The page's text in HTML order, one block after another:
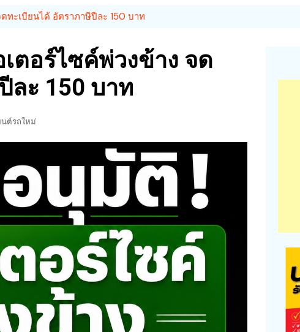
ทะเบียนได้ อัตราภาษีปีละ 150 บาท
ตอร์ไซค์พ่วงข้าง จด
ละ 150 บาท
นต์รถใหม่